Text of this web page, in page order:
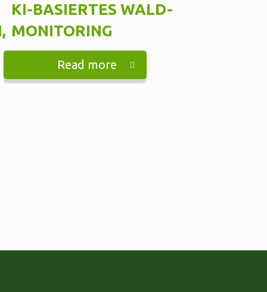
KI-BASIERTES WALD-
MONITORING
Read more